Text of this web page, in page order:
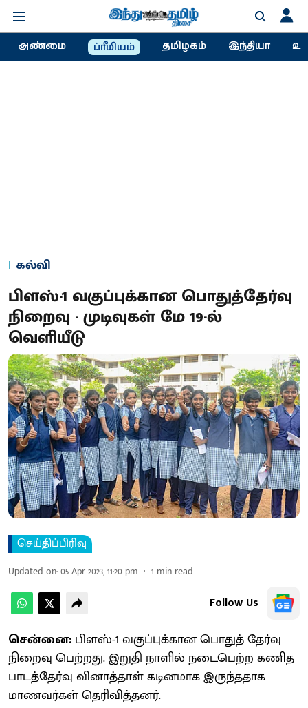
அண்மை ப்ரீமியம் தமிழகம் இந்தியா
கல்வி
பிளஸ்-1 வகுப்புக்கான பொதுத்தேர்வு
நிறைவு - முடிவுகள் மே 19-ல்
வெளியீடு
செய்திப்பிரிவு
Updated on:05 Apr 2023, 11:20 pm 1 min read
Follow Us
சென்னை: பிளஸ்-1 வகுப்புக்கான பொதுத் தேர்வு
நிறைவு பெற்றது. இறுதி நாளில் நடைபெற்ற கணித
பாடத்தேர்வு வினாத்தாள் கடினமாக இருந்ததாக
மாணவர்கள் தெரிவித்தனர்.